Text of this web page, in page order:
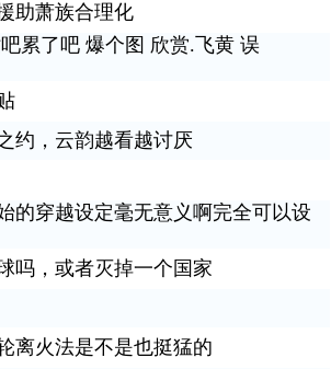
助萧族合理化
累了吧 爆个图 欣赏.飞黄 误
约，云韵越看越讨厌
的穿越设定毫无意义啊完全可以设
吗，或者灭掉一个国家
离火法是不是也挺猛的